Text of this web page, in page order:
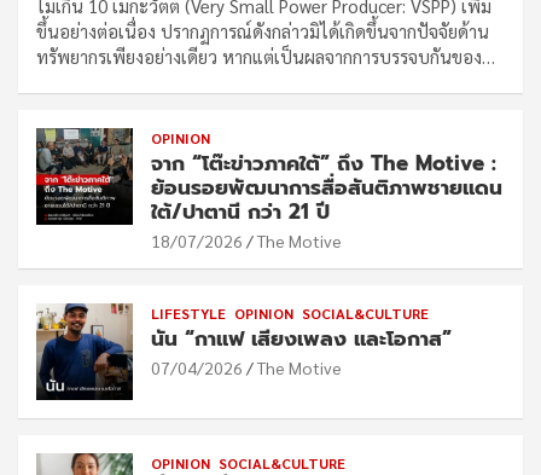
ไม่เกิน 10 เมกะวัตต์ (Very Small Power Producer: VSPP) เพิ่ม
ขึ้นอย่างต่อเนื่อง ปรากฏการณ์ดังกล่าวมิได้เกิดขึ้นจากปัจจัยด้าน
ทรัพยากรเพียงอย่างเดียว หากแต่เป็นผลจากการบรรจบกันของ…
OPINION
จาก “โต๊ะข่าวภาคใต้” ถึง The Motive :
ย้อนรอยพัฒนาการสื่อสันติภาพชายแดน
ใต้/ปาตานี กว่า 21 ปี
18/07/2026 The Motive
LIFESTYLE OPINION SOCIAL&CULTURE
นัน “กาแฟ เสียงเพลง และโอกาส”
07/04/2026 The Motive
OPINION SOCIAL&CULTURE